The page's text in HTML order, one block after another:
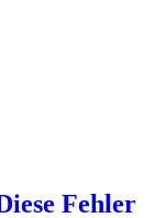
Fehler